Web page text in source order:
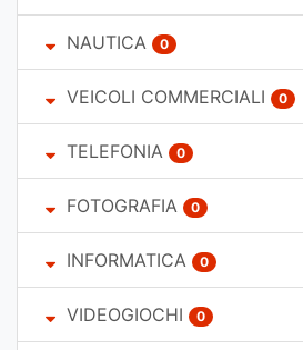
NAUTICA 0
VEICOLI COMMERCIALI 0
TELEFONIA 0
FOTOGRAFIA 0
INFORMATICA 0
VIDEOGIOCHI 0